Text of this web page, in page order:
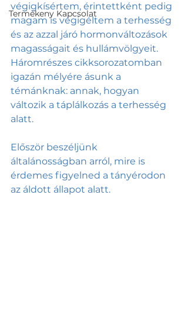
Termékeny Kapcsolat
végigkísértem, érintettként pedig
magam is végigéltem a terhesség
és az azzal járó hormonváltozások
magasságait és hullámvölgyeit.
Háromrészes cikksorozatomban
igazán mélyére ásunk a
témánknak: annak, hogyan
változik a táplálkozás a terhesség
alatt.
Először beszéljünk
általánosságban arról, mire is
érdemes figyelned a tányérodon
az áldott állapot alatt.